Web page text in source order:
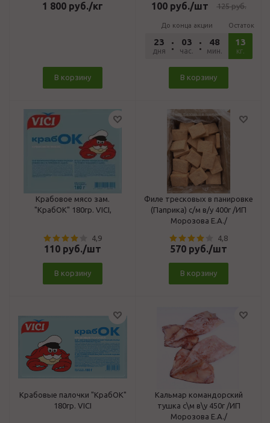
1 800 руб./кг
В корзину
100руб./шт 125руб.
До конца акции
23
дня
03
час.
48
мин.
24
сек.
Остаток
13
кг.
В корзину
Крабовое мясо зам.
"КрабОК" 180гр. VICI,
4,9
110 руб./шт
В корзину
Филе тресковых в панировке
(Паприка) с/м в/у 400г /ИП
Морозова Е.А./
4,8
570 руб./шт
В корзину
Крабовые палочки "КрабОК"
180гр. VICI
Кальмар командорский
тушка с\м в\у 450г /ИП
Морозова Е.А./